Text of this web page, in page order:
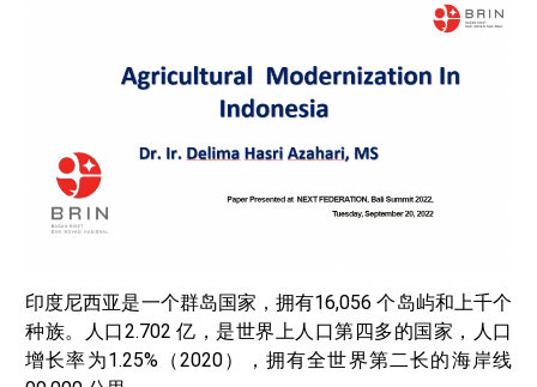
印度尼西亚是一个群岛国家，拥有16,056 个岛屿和上千个
种族。人口2.702 亿，是世界上人口第四多的国家，人口
增长率为1.25%（2020），拥有全世界第二长的海岸线